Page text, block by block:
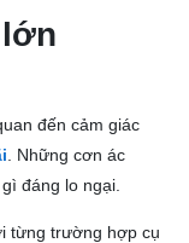
đến cảm giác
. Những cơn ác
đáng lo ngại.
từng trường hợp cụ